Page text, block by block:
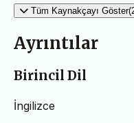
Tüm Kaynakçayı
Ayrıntılar
Birincil Dil
İngilizce